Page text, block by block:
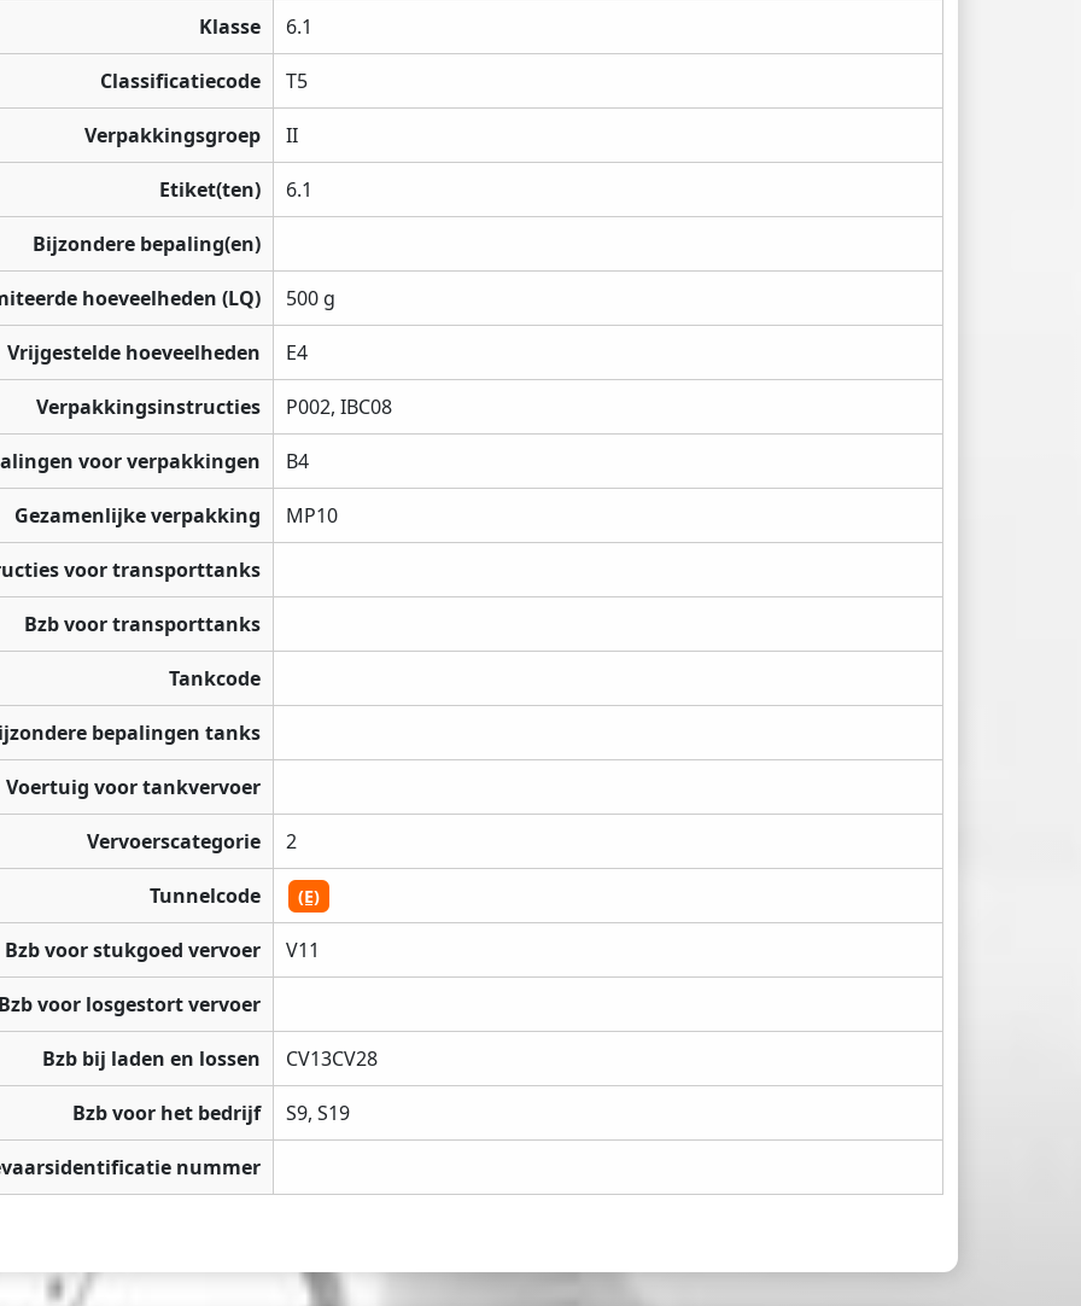
Klasse 6.1
Classificatiecode T5
Verpakkingsgroep II
Etiket(ten) 6.1
Bijzondere bepaling(en)
hoeveelheden (LQ) 500 g
Vrijgestelde hoeveelheden E4
Verpakkingsinstructies P002, IBC08
voor verpakkingen B4
Gezamenlijke verpakking MP10
voor transporttanks
Bzb voor transporttanks
Tankcode
bepalingen tanks
Voertuig voor tankvervoer
Vervoerscategorie 2
Tunnelcode (E)
Bzb voor stukgoed vervoer V11
voor losgestort vervoer
Bzb bij laden en lossen CV13CV28
Bzb voor het bedrijf S9, S19
nummer